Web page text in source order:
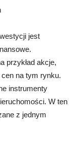
jest
przykład akcje,
na tym rynku.
instrumenty
W ten
z jednym